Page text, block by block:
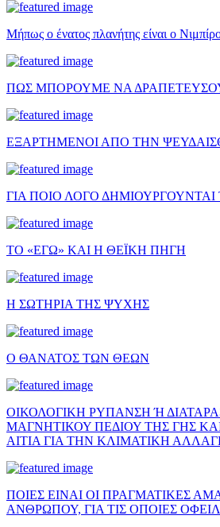
Μήπως ο ένατος πλανήτης είναι ο
ΠΩΣ ΜΠΟΡΟΥΜΕ ΝΑ
ΕΞΑΡΤΗΜΕΝΟΙ ΑΠΟ ΤΗΝ
ΓΙΑ ΠΟΙΟ ΛΟΓΟ ΔΗΜΙΟΥΡΓΟΥΝΤΑΙ
ΤΟ «ΕΓΩ» ΚΑΙ Η ΘΕΪΚΗ ΠΗΓΗ
Η ΣΩΤΗΡΙΑ ΤΗΣ ΨΥΧΗΣ
Ο ΘΑΝΑΤΟΣ ΤΩΝ ΘΕΩΝ
ΟΙΚΟΛΟΓΙΚΗ ΡΥΠΑΝΣΗ Ή
ΜΑΓΝΗΤΙΚΟΥ ΠΕΔΙΟΥ ΤΗΣ ΓΗΣ
ΑΙΤΙΑ ΓΙΑ ΤΗΝ ΚΛΙΜΑΤΙΚΗ
ΠΟΙΕΣ ΕΙΝΑΙ ΟΙ ΠΡΑΓΜΑΤΙΚΕΣ
ΑΝΘΡΩΠΟΥ, ΓΙΑ ΤΙΣ ΟΠΟΙΕΣ